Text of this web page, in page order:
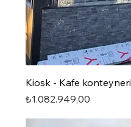
Kiosk - Kafe konteyneri
Fiyat
₺1.082.949,00